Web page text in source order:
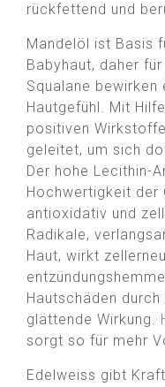
rückfettend und
Mandelöl ist Basis
Babyhaut, daher
Squalane bewirken
Hautgefühl. Mit
positiven
geleitet, um sich
Der hohe Lecithin-
Hochwertigkeit der
antioxidativ und
Radikale,
Haut, wirkt
Hautschäden
glättende Wirkung.
sorgt so für mehr
Edelweiss gibt